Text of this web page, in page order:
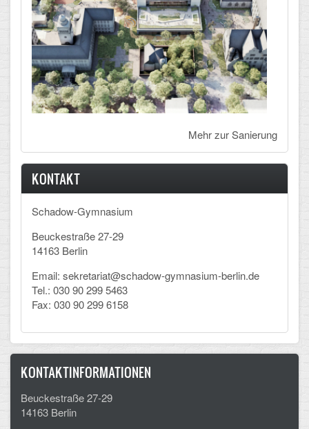
Mehr zur Sanierung
KONTAKT
Schadow-Gymnasium
Beuckestraße 27-29
14163 Berlin
Email: sekretariat@schadow-gymnasium-berlin.de
Tel.: 030 90 299 5463
Fax: 030 90 299 6158
KONTAKTINFORMATIONEN
Beuckestraße 27-29
14163 Berlin